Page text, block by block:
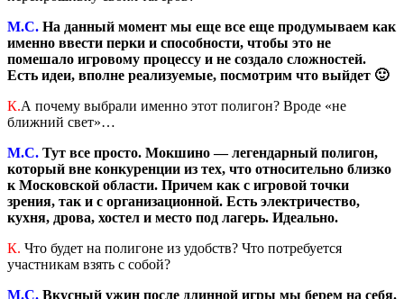
М.С. На данный момент мы еще все еще продумываем как
именно ввести перки и способности, чтобы это не
помешало игровому процессу и не создало сложностей.
Есть идеи, вполне реализуемые, посмотрим что выйдет 🙂
К.А почему выбрали именно этот полигон? Вроде «не
ближний свет»…
М.С. Тут все просто. Мокшино — легендарный полигон,
который вне конкуренции из тех, что относительно близко
к Московской области. Причем как с игровой точки
зрения, так и с организационной. Есть электричество,
кухня, дрова, хостел и место под лагерь. Идеально.
К. Что будет на полигоне из удобств? Что потребуется
участникам взять с собой?
М.С. Вкусный ужин после длинной игры мы берем на себя.